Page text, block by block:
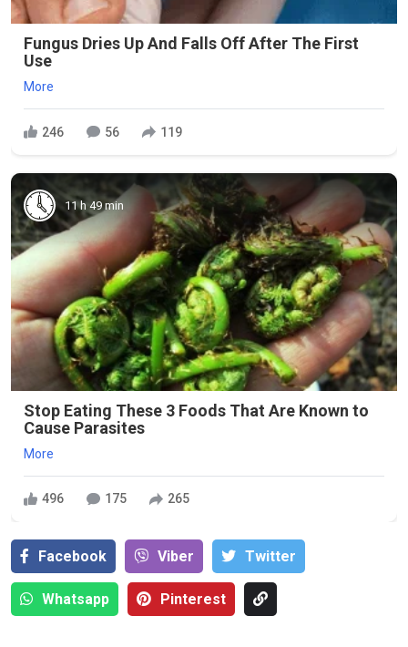
Fungus Dries Up And Falls Off After The First
Use
More
246 56 119
11 h 49 min
Stop Eating These 3 Foods That Are Known to
Cause Parasites
More
496 175 265
Facebook Viber Тwitter
Whatsapp Pinterest